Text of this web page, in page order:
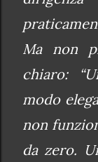
Ma non
chiaro:
modo
non
da zero.